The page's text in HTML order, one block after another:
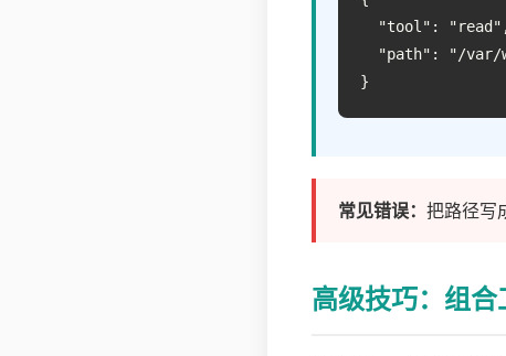
"tool":
"path": "/
}
常见错误： 把路径写
高级技巧：组合